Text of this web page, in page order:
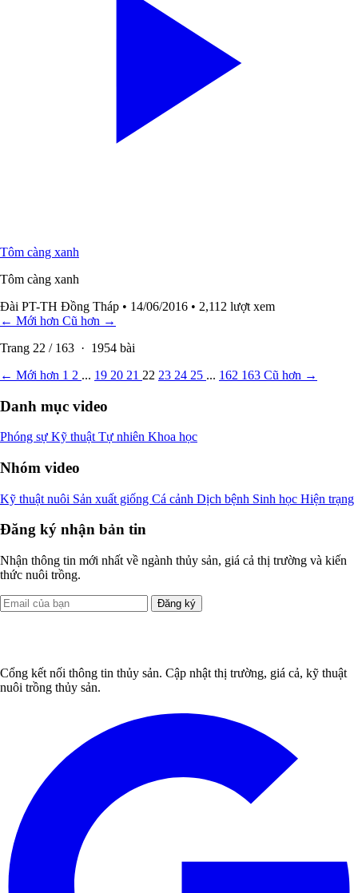
Tôm càng xanh
Tôm càng xanh
Đài PT-TH Đồng Tháp • 14/06/2016 • 2,112 lượt xem
← Mới hơn Cũ hơn →
Trang 22 / 163 · 1954 bài
← Mới hơn 1 2 ... 19 20 21 22 23 24 25 ... 162 163 Cũ hơn →
Danh mục video
Phóng sự Kỹ thuật Tự nhiên Khoa học
Nhóm video
Kỹ thuật nuôi Sản xuất giống Cá cảnh Dịch bệnh Sinh học Hiện trạng
Đăng ký nhận bản tin
Nhận thông tin mới nhất về ngành thủy sản, giá cả thị trường và kiến
thức nuôi trồng.
Đăng ký
Cổng kết nối thông tin thủy sản. Cập nhật thị trường, giá cả, kỹ thuật
nuôi trồng thủy sản.